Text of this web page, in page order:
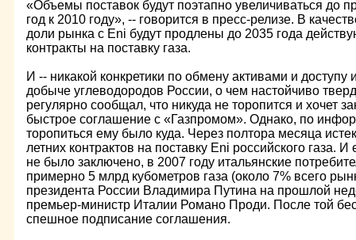
«Объемы поставок будут поэтапно увеличиваться до
год к 2010 году», -- говорится в пресс-релизе. В
доли рынка с Eni будут продлены до 2035 года
контракты на поставку газа.
И -- никакой конкретики по обмену активами и доступу
добыче углеводородов России, о чем настойчиво
регулярно сообщал, что никуда не торопится и хочет
быстрое соглашение с «Газпромом». Однако, по
торопиться ему было куда. Через полтора месяца
летних контрактов на поставку Eni российского газа.
не было заключено, в 2007 году итальянские
примерно 5 млрд кубометров газа (около 7% всего
президента России Владимира Путина на прошлой
премьер-министр Италии Романо Проди. После той
спешное подписание соглашения.